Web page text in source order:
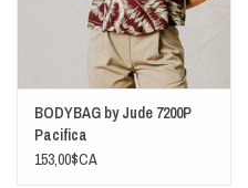
BODYBAG by Jude 7200P
Pacifica
153,00$CA